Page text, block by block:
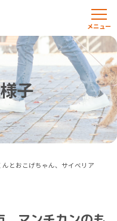
子
とおこげちゃん、サイベリア